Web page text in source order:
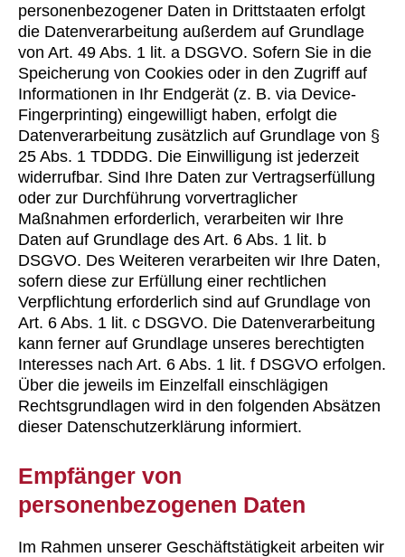
personenbezogener Daten in Drittstaaten erfolgt
die Datenverarbeitung außerdem auf Grundlage
von Art. 49 Abs. 1 lit. a DSGVO. Sofern Sie in die
Speicherung von Cookies oder in den Zugriff auf
Informationen in Ihr Endgerät (z. B. via Device-
Fingerprinting) eingewilligt haben, erfolgt die
Datenverarbeitung zusätzlich auf Grundlage von §
25 Abs. 1 TDDDG. Die Einwilligung ist jederzeit
widerrufbar. Sind Ihre Daten zur Vertragserfüllung
oder zur Durchführung vorvertraglicher
Maßnahmen erforderlich, verarbeiten wir Ihre
Daten auf Grundlage des Art. 6 Abs. 1 lit. b
DSGVO. Des Weiteren verarbeiten wir Ihre Daten,
sofern diese zur Erfüllung einer rechtlichen
Verpflichtung erforderlich sind auf Grundlage von
Art. 6 Abs. 1 lit. c DSGVO. Die Datenverarbeitung
kann ferner auf Grundlage unseres berechtigten
Interesses nach Art. 6 Abs. 1 lit. f DSGVO erfolgen.
Über die jeweils im Einzelfall einschlägigen
Rechtsgrundlagen wird in den folgenden Absätzen
dieser Datenschutzerklärung informiert.
Empfänger von
personenbezogenen Daten
Im Rahmen unserer Geschäftstätigkeit arbeiten wir